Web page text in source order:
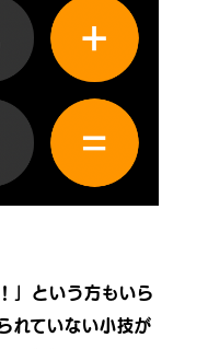
」という方もいら
れていない小技が